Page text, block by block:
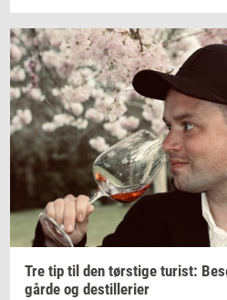
Tre tip til den tørsti­ge turist:
går­de og destil­le­ri­er